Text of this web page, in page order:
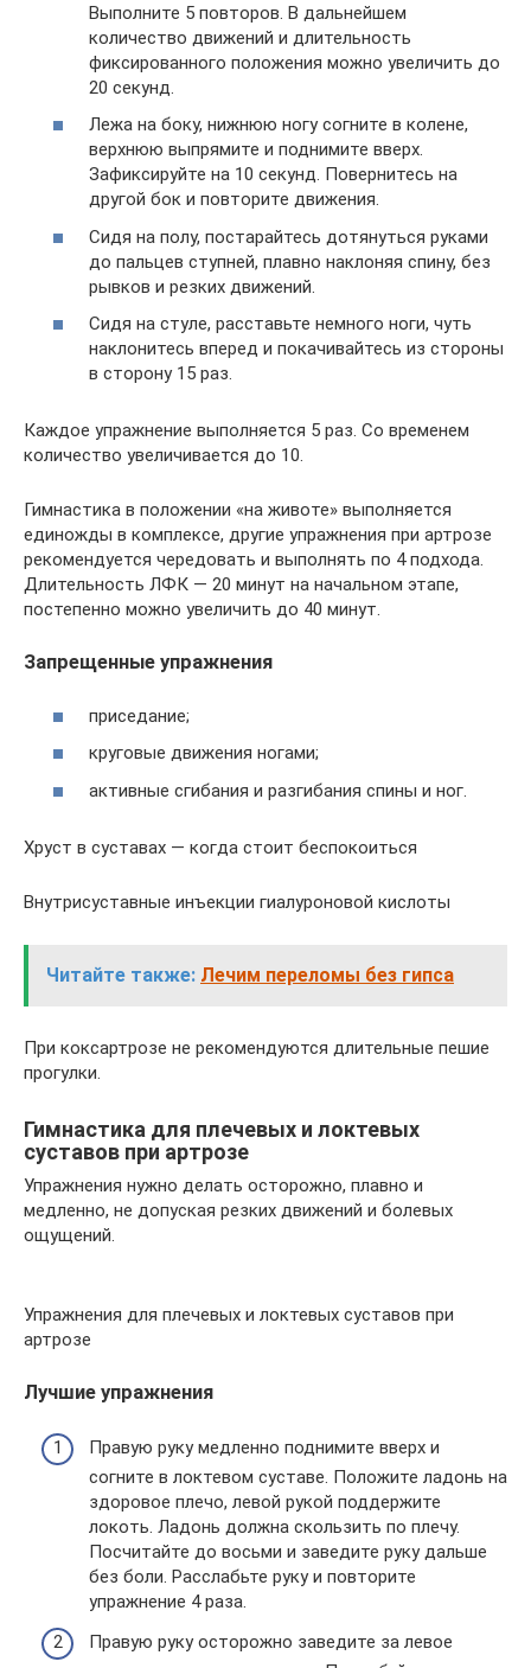
Выполните 5 повторов. В дальнейшем
количество движений и длительность
фиксированного положения можно увеличить до
20 секунд.
Лежа на боку, нижнюю ногу согните в колене,
верхнюю выпрямите и поднимите вверх.
Зафиксируйте на 10 секунд. Повернитесь на
другой бок и повторите движения.
Сидя на полу, постарайтесь дотянуться руками
до пальцев ступней, плавно наклоняя спину, без
рывков и резких движений.
Сидя на стуле, расставьте немного ноги, чуть
наклонитесь вперед и покачивайтесь из стороны
в сторону 15 раз.
Каждое упражнение выполняется 5 раз. Со временем
количество увеличивается до 10.
Гимнастика в положении «на животе» выполняется
единожды в комплексе, другие упражнения при артрозе
рекомендуется чередовать и выполнять по 4 подхода.
Длительность ЛФК — 20 минут на начальном этапе,
постепенно можно увеличить до 40 минут.
Запрещенные упражнения
приседание;
круговые движения ногами;
активные сгибания и разгибания спины и ног.
Хруст в суставах — когда стоит беспокоиться
Внутрисуставные инъекции гиалуроновой кислоты
Читайте также: Лечим переломы без гипса
При коксартрозе не рекомендуются длительные пешие
прогулки.
Гимнастика для плечевых и локтевых
суставов при артрозе
Упражнения нужно делать осторожно, плавно и
медленно, не допуская резких движений и болевых
ощущений.
Упражнения для плечевых и локтевых суставов при
артрозе
Лучшие упражнения
Правую руку медленно поднимите вверх и
согните в локтевом суставе. Положите ладонь на
здоровое плечо, левой рукой поддержите
локоть. Ладонь должна скользить по плечу.
Посчитайте до восьми и заведите руку дальше
без боли. Расслабьте руку и повторите
упражнение 4 раза.
Правую руку осторожно заведите за левое